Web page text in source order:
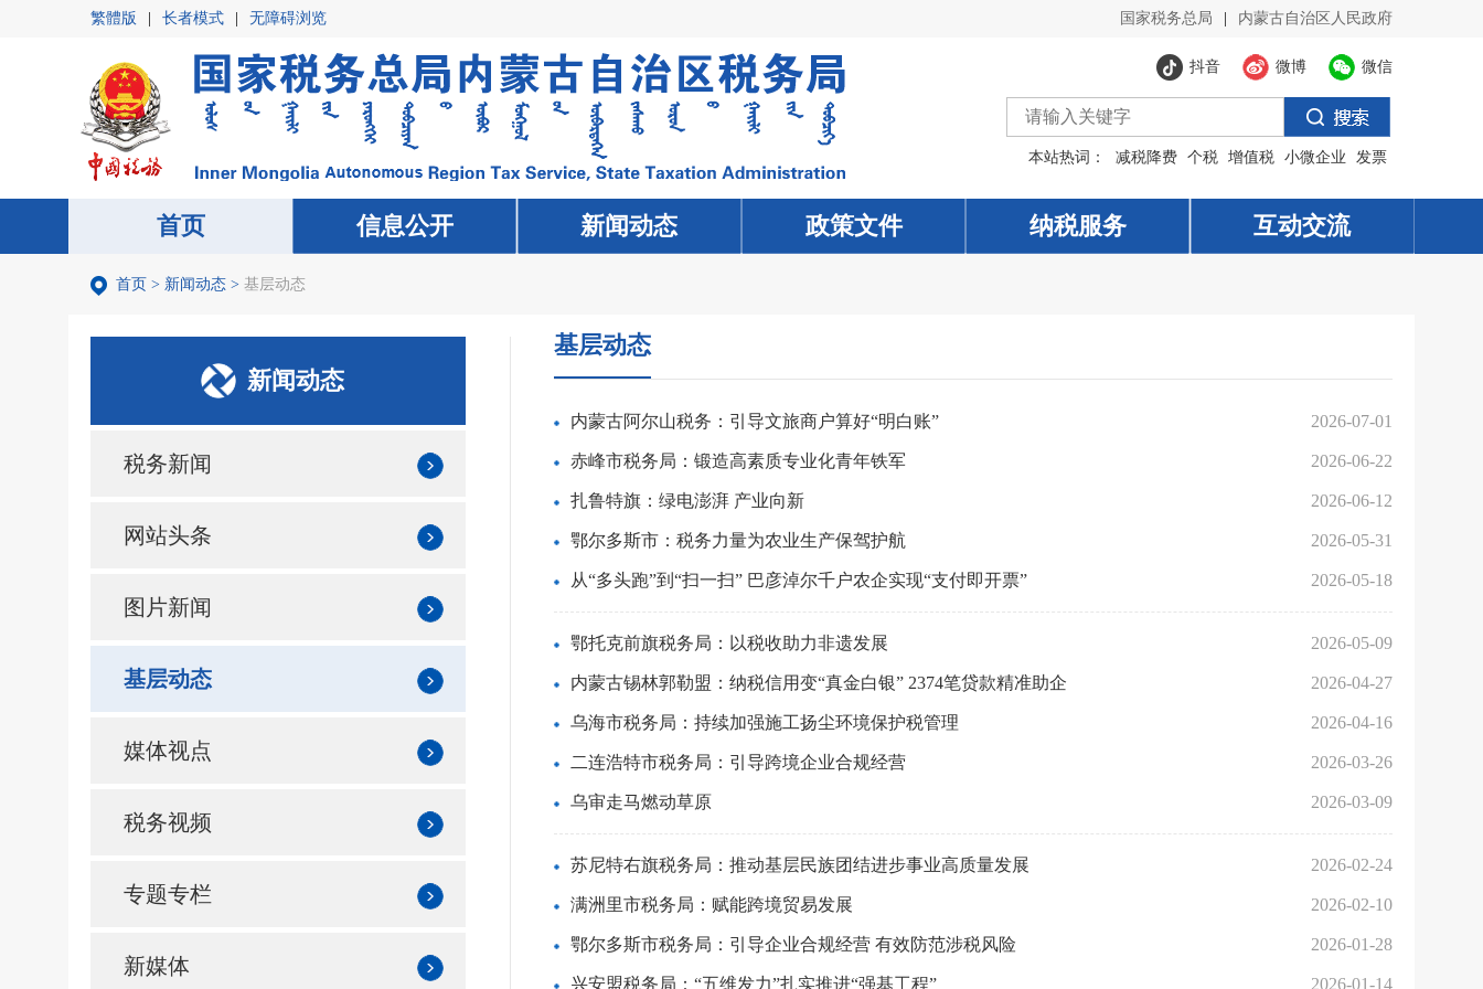
繁體版 长者模式 无障碍浏览 国家税务总局 内蒙古自治区人民政府
微信
微博
抖音
本站热词： 减税降费 个税 增值税 小微企业 发票
首页 信息公开 新闻动态 政策文件 纳税服务 互动交流
首页 信息公开 新闻动态 政策文件 纳税服务 互动交流
首页 > 新闻动态 > 基层动态
新闻动态
税务新闻
网站头条
图片新闻
基层动态
媒体视点
税务视频
专题专栏
新媒体
基层动态
内蒙古阿尔山税务：引导文旅商户算好“明白账” 2026-07-01
赤峰市税务局：锻造高素质专业化青年铁军 2026-06-22
扎鲁特旗：绿电澎湃 产业向新 2026-06-12
鄂尔多斯市：税务力量为农业生产保驾护航 2026-05-31
从“多头跑”到“扫一扫” 巴彦淖尔千户农企实现“支付即开票” 2026-05-18
鄂托克前旗税务局：以税收助力非遗发展 2026-05-09
内蒙古锡林郭勒盟：纳税信用变“真金白银” 2374笔贷款精准助企 2026-04-27
乌海市税务局：持续加强施工扬尘环境保护税管理 2026-04-16
二连浩特市税务局：引导跨境企业合规经营 2026-03-26
乌审走马燃动草原 2026-03-09
苏尼特右旗税务局：推动基层民族团结进步事业高质量发展 2026-02-24
满洲里市税务局：赋能跨境贸易发展 2026-02-10
鄂尔多斯市税务局：引导企业合规经营 有效防范涉税风险 2026-01-28
兴安盟税务局：“五维发力”扎实推进“强基工程” 2026-01-14